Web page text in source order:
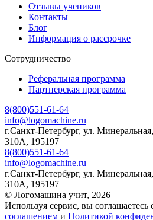
Отзывы учеников
Контакты
Блог
Информация о рассрочке
Сотрудничество
Реферальная программа
Партнерская программа
8(800)551-61-64
info@logomachine.ru
г.Санкт-Петербург, ул.
310А, 195197
8(800)551-61-64
info@logomachine.ru
г.Санкт-Петербург, ул.
310А, 195197
© Логомашина учит, 2026
Используя сервис, вы соглашаетесь
соглашением и Политикой